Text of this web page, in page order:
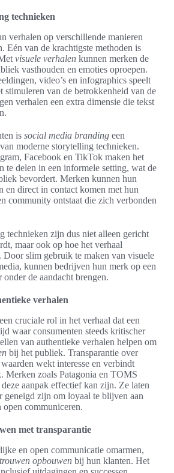
technieken
verhalen op verschillende manieren
Eén van de krachtigste methoden is
visuele verhalen kunnen merken de
vasthouden en emoties oproepen.
video’s en infographics speelt
stimuleren van de betrokkenheid van de
verhalen een extra dimensie die tekst
is social media branding een
moderne storytelling technieken.
Facebook en TikTok maken het
te delen in een informele setting, wat de
bevordert. Merken kunnen hun
en direct in contact komen met hun
community ontstaat die zich verbonden
technieken zijn dus niet alleen gericht
maar ook op hoe het verhaal
Door slim gebruik te maken van visuele
kunnen bedrijven hun merk op een
onder de aandacht brengen.
verhalen
cruciale rol in het verhaal dat een
waar consumenten steeds kritischer
van authentieke verhalen helpen om
bij het publiek. Transparantie over
wekt interesse en verbindt
Merken zoals Patagonia en TOMS
aanpak effectief kan zijn. Ze laten
geneigd zijn om loyaal te blijven aan
communiceren.
met transparantie
en open communicatie omarmen,
opbouwen bij hun klanten. Het